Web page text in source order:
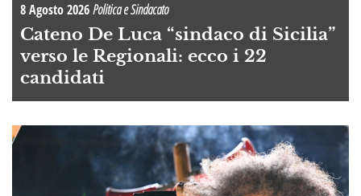
8 Agosto 2026Politica e Sindacato
Cateno De Luca “sindaco di Sicilia”
verso le Regionali: ecco i 22
candidati